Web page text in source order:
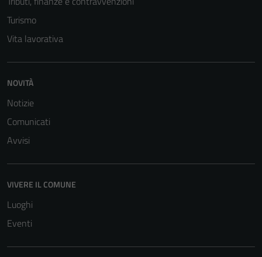
Turismo
Vita lavorativa
NOVITÀ
Notizie
Comunicati
Avvisi
VIVERE IL COMUNE
Luoghi
Eventi
Questi cookie
essere